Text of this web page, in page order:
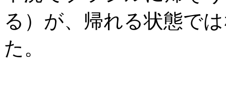
る）が、帰れる状態で
た。